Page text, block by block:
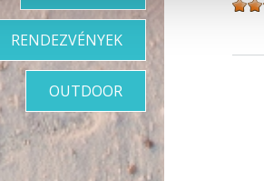
RENDEZVÉNYEK
OUTDOOR